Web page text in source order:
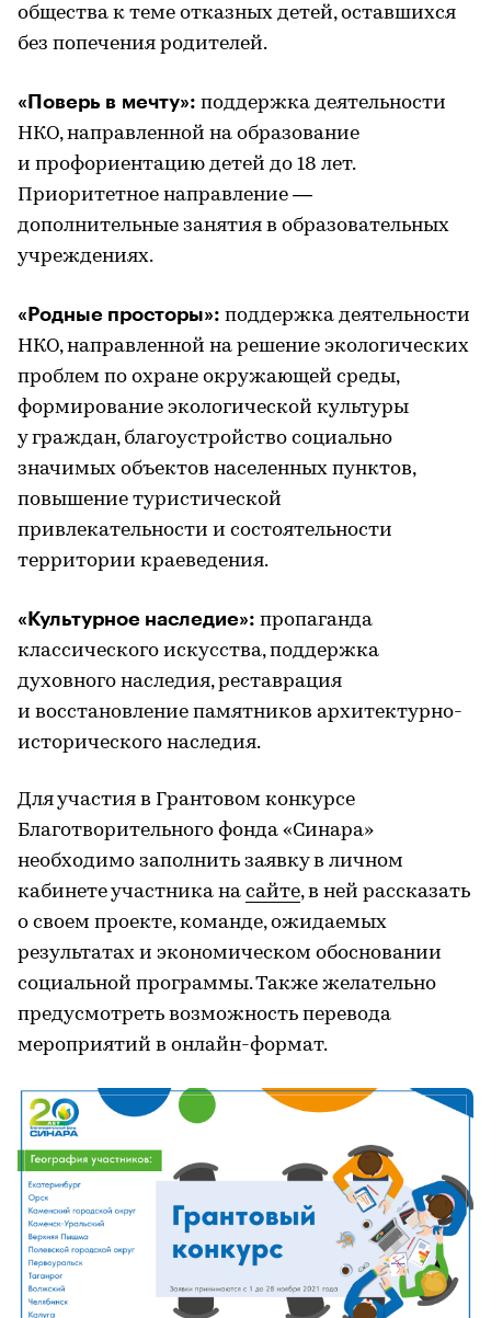
общества к теме отказных детей, оставшихся
без попечения родителей.
«Поверь в мечту»: поддержка деятельности
НКО, направленной на образование
и профориентацию детей до 18 лет.
Приоритетное направление —
дополнительные занятия в образовательных
учреждениях.
«Родные просторы»: поддержка деятельности
НКО, направленной на решение экологических
проблем по охране окружающей среды,
формирование экологической культуры
у граждан, благоустройство социально
значимых объектов населенных пунктов,
повышение туристической
привлекательности и состоятельности
территории краеведения.
«Культурное наследие»: пропаганда
классического искусства, поддержка
духовного наследия, реставрация
и восстановление памятников архитектурно-
исторического наследия.
Для участия в Грантовом конкурсе
Благотворительного фонда «Синара»
необходимо заполнить заявку в личном
кабинете участника на сайте, в ней рассказать
о своем проекте, команде, ожидаемых
результатах и экономическом обосновании
социальной программы. Также желательно
предусмотреть возможность перевода
мероприятий в онлайн-формат.